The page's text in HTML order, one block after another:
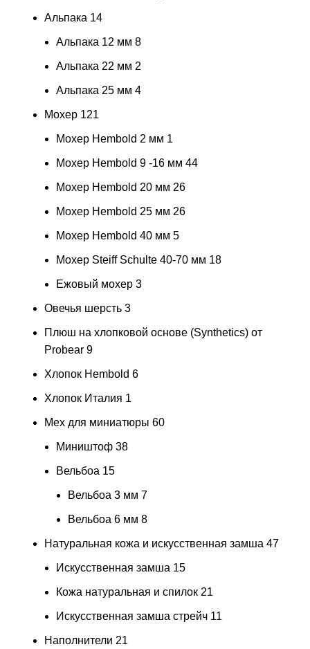
Альпака 14
Альпака 12 мм 8
Альпака 22 мм 2
Альпака 25 мм 4
Мохер 121
Мохер Hembold 2 мм 1
Мохер Hembold 9 -16 мм 44
Мохер Hembold 20 мм 26
Мохер Hembold 25 мм 26
Мохер Hembold 40 мм 5
Мохер Steiff Schulte 40-70 мм 18
Ежовый мохер 3
Овечья шерсть 3
Плюш на хлопковой основе (Synthetics) от
Probear 9
Хлопок Hembold 6
Хлопок Италия 1
Мех для миниатюры 60
Миништоф 38
Вельбоа 15
Вельбоа 3 мм 7
Вельбоа 6 мм 8
Натуральная кожа и искусственная замша 47
Искусственная замша 15
Кожа натуральная и спилок 21
Искусственная замша стрейч 11
Наполнители 21